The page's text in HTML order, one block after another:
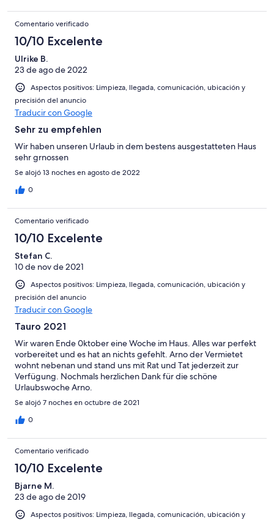
TOP vakantie gehad !! Hopelijk tot gauw weer , groetjes Johan €
Debby Arie Inge en Amber
Comentario verificado
10/10 Excelente
Ulrike B.
23 de ago de 2022
Aspectos positivos: Limpieza, llegada, comunicación, ubicación y
precisión del anuncio
Traducir con Google
Sehr zu empfehlen
Wir haben unseren Urlaub in dem bestens ausgestatteten Haus
sehr grnossen
Se alojó 13 noches en agosto de 2022
0
Comentario verificado
10/10 Excelente
Stefan C.
10 de nov de 2021
Aspectos positivos: Limpieza, llegada, comunicación, ubicación y
precisión del anuncio
Traducir con Google
Tauro 2021
Wir waren Ende 0ktober eine Woche im Haus. Alles war perfekt
vorbereitet und es hat an nichts gefehlt. Arno der Vermietet
wohnt nebenan und stand uns mit Rat und Tat jederzeit zur
Verfügung. Nochmals herzlichen Dank für die schöne
Urlaubswoche Arno.
Se alojó 7 noches en octubre de 2021
0
Comentario verificado
10/10 Excelente
Bjarne M.
23 de ago de 2019
Aspectos positivos: Limpieza, llegada, comunicación, ubicación y